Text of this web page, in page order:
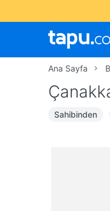
Ana Sayfa
Sahibinden